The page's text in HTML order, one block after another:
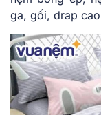
ga, gối, drap